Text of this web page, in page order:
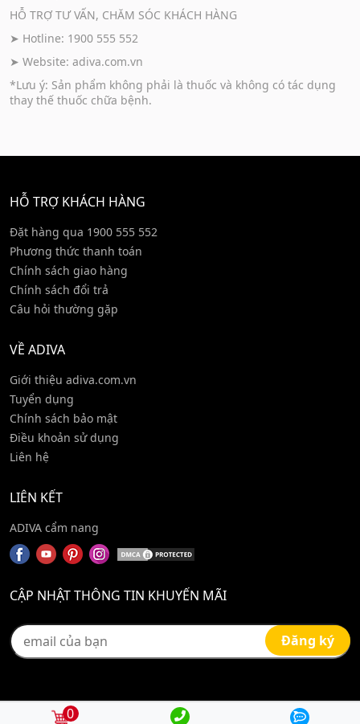
HỖ TRỢ TƯ VẤN, CHĂM SÓC KHÁCH HÀNG
➤ Hotline: 1900 555 552
➤ Website: adiva.com.vn
*Lưu ý: Sản phẩm không phải là thuốc và không có tác dụng
thay thế thuốc chữa bệnh.
HỖ TRỢ KHÁCH HÀNG
Đặt hàng qua 1900 555 552
Phương thức thanh toán
Chính sách giao hàng
Chính sách đổi trả
Câu hỏi thường gặp
VỀ ADIVA
Giới thiệu adiva.com.vn
Tuyển dụng
Chính sách bảo mật
Điều khoản sử dụng
Liên hệ
LIÊN KẾT
ADIVA cẩm nang
CẬP NHẬT THÔNG TIN KHUYẾN MÃI
0